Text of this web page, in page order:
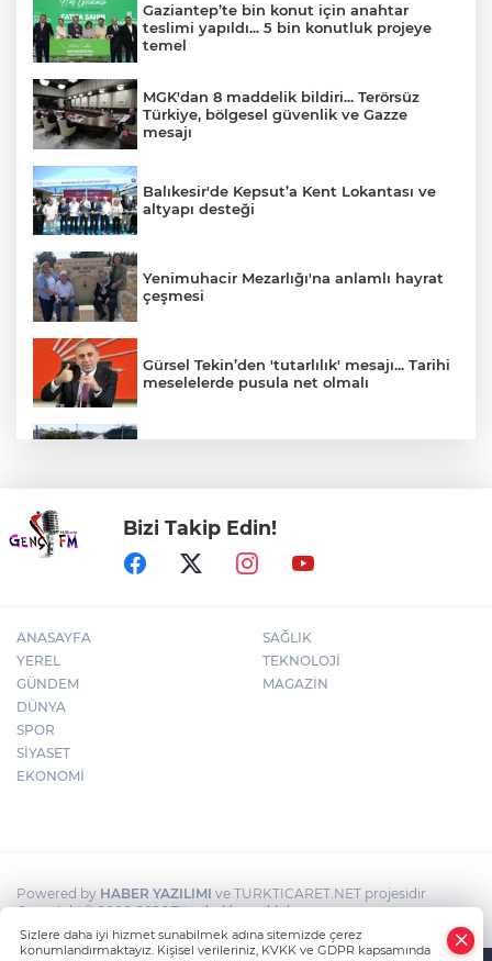
Gaziantep’te bin konut için anahtar
teslimi yapıldı... 5 bin konutluk projeye
temel
MGK'dan 8 maddelik bildiri... Terörsüz
Türkiye, bölgesel güvenlik ve Gazze
mesajı
Balıkesir'de Kepsut’a Kent Lokantası ve
altyapı desteği
Yenimuhacir Mezarlığı'na anlamlı hayrat
çeşmesi
Gürsel Tekin’den 'tutarlılık' mesajı... Tarihi
meselelerde pusula net olmalı
İzmir Karabağlar'da BİO fark yarattı
Bizi Takip Edin!
ANASAYFA
YEREL
GÜNDEM
DÜNYA
SPOR
SİYASET
EKONOMİ
SAĞLIK
TEKNOLOJİ
MAGAZİN
Powered by HABER YAZILIMI ve TURKTICARET.NET projesidir
Copyright© 2006-2026 Tüm hakları saklıdır.
Sizlere daha iyi hizmet sunabilmek adına sitemizde çerez
konumlandırmaktayız. Kişisel verileriniz, KVKK ve GDPR kapsamında